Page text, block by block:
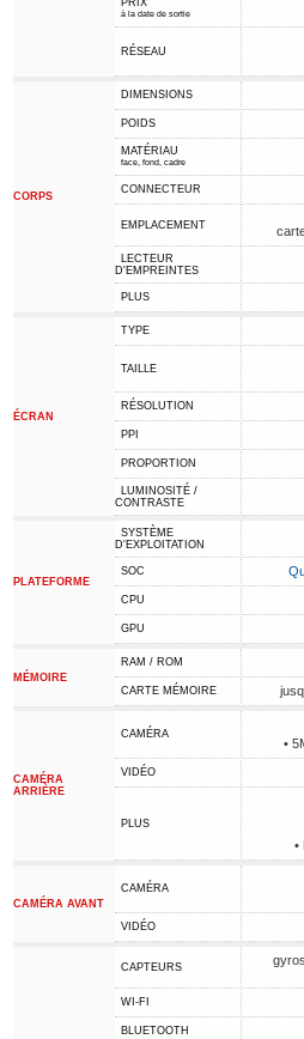
PRIX
à la date de sortie
RÉSEAU
CORPS
DIMENSIONS
POIDS
MATÉRIAU
face, fond, cadre
CONNECTEUR
EMPLACEMENT
LECTEUR
D'EMPREINTES
PLUS
ÉCRAN
TYPE
TAILLE
RÉSOLUTION
PPI
PROPORTION
LUMINOSITÉ /
CONTRASTE
PLATEFORME
SYSTÈME
D'EXPLOITATION
SOC
CPU
GPU
MÉMOIRE
RAM / ROM
CARTE MÉMOIRE
CAMÉRA
ARRIÈRE
CAMÉRA
•
VIDÉO
PLUS
•
CAMÉRA AVANT
CAMÉRA
VIDÉO
CAPTEURS
WI-FI
BLUETOOTH